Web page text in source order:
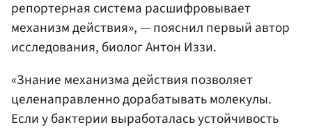
репортерная система расшифровывает
механизм действия», — пояснил первый автор
исследования, биолог Антон Иззи.
«Знание механизма действия позволяет
целенаправленно дорабатывать молекулы.
Если у бактерии выработалась устойчивость